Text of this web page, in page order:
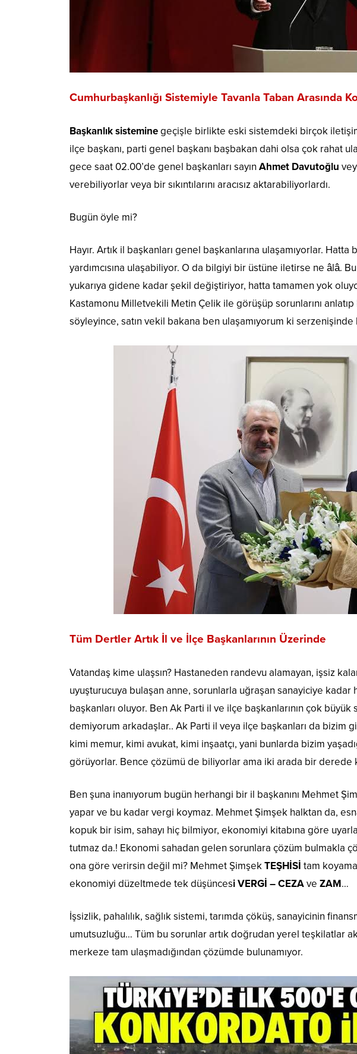
Cumhurbaşkanlığı Sistemiyle Tavanla Taban Arasında
Başkanlık sisteminegeçişle birlikte eski sistemdeki birçok
ilçe başkanı, parti genel başkanı başbakan dahi olsa çok rahat
gece saat 02.00’de genel başkanları sayın Ahmet Davutoğlu
verebiliyorlar veya bir sıkıntılarını aracısız aktarabiliyorlardı.
Bugün öyle mi?
Hayır. Artık il başkanları genel başkanlarına ulaşamıyorlar.
yardımcısına ulaşabiliyor. O da bilgiyi bir üstüne iletirse ne âlâ. Bu
yukarıya gidene kadar şekil değiştiriyor, hatta tamamen yok
Kastamonu Milletvekili Metin Çelik ile görüşüp sorunlarını
söyleyince, satın vekil bakana ben ulaşamıyorum ki serzenişinde
Tüm Dertler Artık İl ve İlçe Başkanlarının Üzerinde
Vatandaş kime ulaşsın? Hastaneden randevu alamayan, işsiz
uyuşturucuya bulaşan anne, sorunlarla uğraşan sanayiciye
başkanları oluyor. Ben Ak Parti il ve ilçe başkanlarının çok büyük
demiyorum arkadaşlar.. Ak Parti il veya ilçe başkanları da bizim
kimi memur, kimi avukat, kimi inşaatçı, yani bunlarda bizim
görüyorlar. Bence çözümü de biliyorlar ama iki arada bir derede
Ben şuna inanıyorum bugün herhangi bir il başkanını Mehmet
yapar ve bu kadar vergi koymaz. Mehmet Şimşek halktan da,
kopuk bir isim, sahayı hiç bilmiyor, ekonomiyi kitabına göre
tutmaz da.! Ekonomi sahadan gelen sorunlara çözüm bulmakla
ona göre verirsin değil mi? Mehmet ŞimşekTEŞHİSİ tam
ekonomiyi düzeltmede tek düşüncesi VERGİ – CEZAve ZAM…
İşsizlik, pahalılık, sağlık sistemi, tarımda çöküş, sanayicinin
umutsuzluğu… Tüm bu sorunlar artık doğrudan yerel teşkilatlar
merkeze tam ulaşmadığından çözümde bulunamıyor.